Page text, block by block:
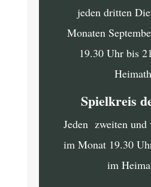
jeden dritten
Monaten
19.30 Uhr bis
Spielkreis
Jeden zweiten
im Monat 19.30
im